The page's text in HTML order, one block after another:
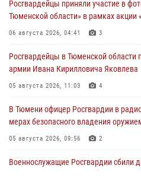
Росгвардейцы приняли участие в
Тюменской области» в рамках
06 августа 2026, 04:41 3
Росгвардейцы в Тюменской области
армии Ивана Кирилловича Яковлева
05 августа 2026, 11:03 4
В Тюмени офицер Росгвардии в
мерах безопасного владения
05 августа 2026, 09:56 2
Военнослужащие Росгвардии сбили